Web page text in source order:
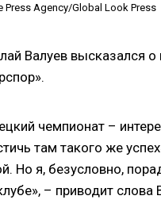
Agency/Global Look Press
Валуев высказался
чемпионат –
там такого же
Но я, безусловно,
– приводит слова